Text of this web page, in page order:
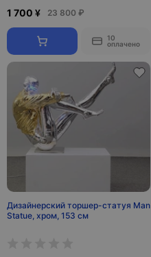
1 700 ¥ 23 800 ₽
10
оплачено
Дизайнерский торшер-статуя Man
Statue, хром, 153 см